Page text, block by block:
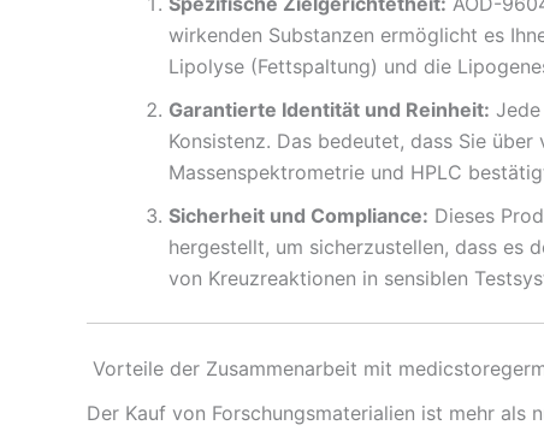
wirkenden Substanzen ermöglicht es
Lipolyse (Fettspaltung) und die
Garantierte Identität und Reinheit:
Konsistenz. Das bedeutet, dass Sie
Massenspektrometrie und HPLC
Sicherheit und Compliance: Dieses
hergestellt, um sicherzustellen, dass es
von Kreuzreaktionen in sensiblen
Vorteile der Zusammenarbeit mit
Der Kauf von Forschungsmaterialien ist mehr als